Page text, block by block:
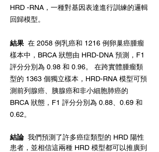
HRD -RNA，一種對基因表達進行訓練的邏輯
回歸模型。
結果 在 2058 例乳癌和 1216 例卵巢癌腫瘤
樣本中，BRCA 狀態由 HRD-DNA 預測，F1
評分分別為 0.98 和 0.96。 在跨實體腫瘤類
型的 1363 個獨立樣本，HRD-RNA 模型可預
測前列腺癌、胰腺癌和非小細胞肺癌的
BRCA 狀態，F1 評分分別為 0.88、0.69 和
0.62。
結論 我們預測了許多癌症類型的 HRD 陽性
患者，並相信這兩種 HRD 模型都可以推廣到